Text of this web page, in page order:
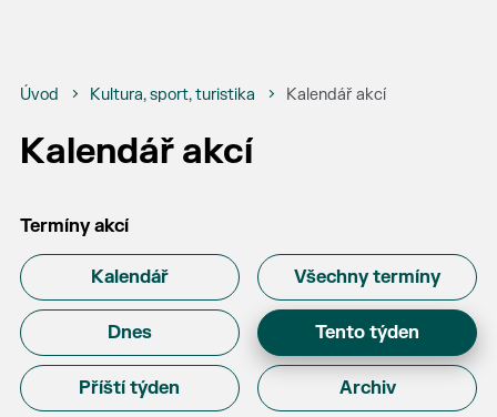
Úvod Kultura, sport, turistika Kalendář akcí
Kalendář akcí
Termíny akcí
Kalendář Všechny termíny
Dnes Tento týden
Příští týden Archiv